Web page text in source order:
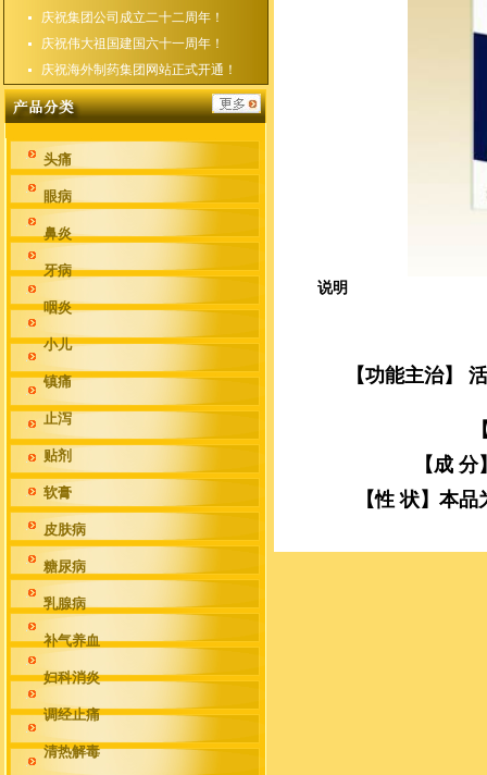
庆祝集团公司成立二十二周年！
庆祝伟大祖国建国六十一周年！
庆祝海外制药集团网站正式开通！
头痛
眼病
鼻炎
牙病
咽炎
小儿
镇痛
止泻
贴剂
软膏
皮肤病
糖尿病
乳腺病
补气养血
妇科消炎
调经止痛
清热解毒
说明
【功能主治】
【成
【性 状】本